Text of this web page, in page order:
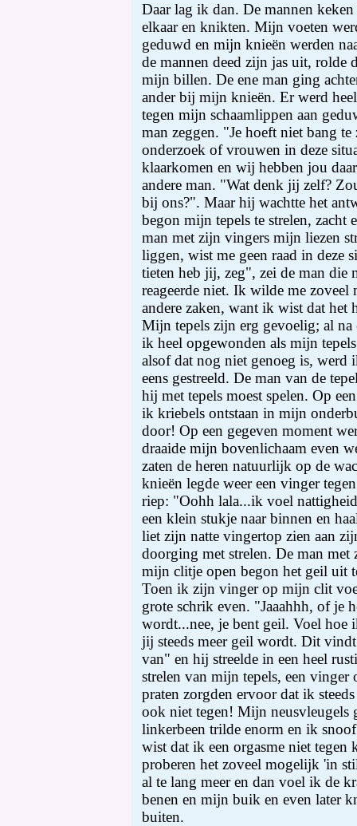
Daar lag ik dan. De mannen
elkaar en knikten. Mijn voeten
geduwd en mijn knieën werden
de mannen deed zijn jas uit, rolde
mijn billen. De ene man ging
ander bij mijn knieën. Er werd
tegen mijn schaamlippen aan
man zeggen. "Je hoeft niet bang
onderzoek of vrouwen in deze
klaarkomen en wij hebben jou
andere man. "Wat denk jij zelf?
bij ons?". Maar hij wachtte het
begon mijn tepels te strelen, zacht
man met zijn vingers mijn liezen
liggen, wist me geen raad in deze
tieten heb jij, zeg", zei de man die
reageerde niet. Ik wilde me
andere zaken, want ik wist dat het
Mijn tepels zijn erg gevoelig; al
ik heel opgewonden als mijn
alsof dat nog niet genoeg is,
eens gestreeld. De man van de
hij met tepels moest spelen. Op
ik kriebels ontstaan in mijn
door! Op een gegeven moment
draaide mijn bovenlichaam even
zaten de heren natuurlijk op de
knieën legde weer een vinger
riep: "Oohh lala...ik voel
een klein stukje naar binnen en
liet zijn natte vingertop zien aan
doorging met strelen. De man
mijn clitje open begon het geil uit
Toen ik zijn vinger op mijn clit
grote schrik even. "Jaaahhh, of je
wordt...nee, je bent geil. Voel hoe
jij steeds meer geil wordt. Dit
van" en hij streelde in een heel
strelen van mijn tepels, een
praten zorgden ervoor dat ik
ook niet tegen! Mijn
linkerbeen trilde enorm en ik
wist dat ik een orgasme niet
proberen het zoveel mogelijk 'in
al te lang meer en dan voel ik de
benen en mijn buik en even later
buiten.